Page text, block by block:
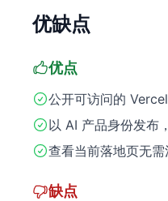
优缺点
优点
公开可访问的
以 AI 产品身份发布
查看当前落地页无
缺点